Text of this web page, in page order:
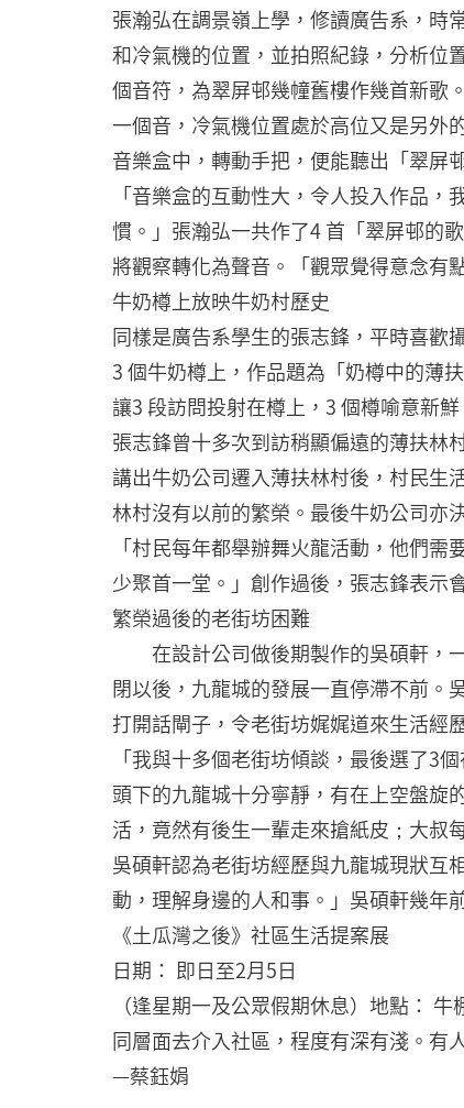
張瀚弘在調景嶺上學，修讀廣告系，時
和冷氣機的位置，並拍照紀錄，分析位
個音符，為翠屏邨幾幢舊樓作幾首新歌
一個音，冷氣機位置處於高位又是另外
音樂盒中，轉動手把，便能聽出「翠屏
「音樂盒的互動性大，令人投入作品
慣。」張瀚弘一共作了4 首「翠屏邨的
將觀察轉化為聲音。「觀眾覺得意念有
牛奶樽上放映牛奶村歷史
同樣是廣告系學生的張志鋒，平時喜歡
3 個牛奶樽上，作品題為「奶樽中的薄
讓3 段訪問投射在樽上，3 個樽喻意新
張志鋒曾十多次到訪稍顯偏遠的薄扶林
講出牛奶公司遷入薄扶林村後，村民生
林村沒有以前的繁榮。最後牛奶公司亦
「村民每年都舉辦舞火龍活動，他們
少聚首一堂。」創作過後，張志鋒表示
繁榮過後的老街坊困難
在設計公司做後期製作的吳碩軒，一
閉以後，九龍城的發展一直停滯不前。
打開話閘子，令老街坊娓娓道來生活經
「我與十多個老街坊傾談，最後選了3
頭下的九龍城十分寧靜，有在上空盤旋
活，竟然有後生一輩走來搶紙皮；大叔
吳碩軒認為老街坊經歷與九龍城現狀互
動，理解身邊的人和事。」吳碩軒幾年
《土瓜灣之後》社區生活提案展
日期： 即日至2月5日
（逢星期一及公眾假期休息）地點：
同層面去介入社區，程度有深有淺。有
—蔡鈺娟